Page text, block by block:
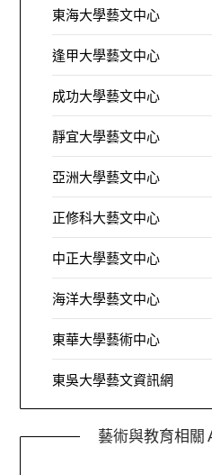
東海大學藝文中心
逢甲大學藝文中心
成功大學藝文中心
靜宜大學藝文中心
亞洲大學藝文中心
正修科大藝文中心
中正大學藝文中心
海洋大學藝文中心
東華大學藝術中心
東吳大學藝文資訊網
藝術與教育相關